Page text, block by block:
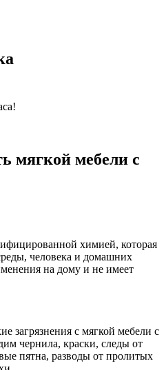
мягкой мебели с
химией, которая
человека и домашних
на дому и не имеет
загрязнения с мягкой мебели с
чернила, краски, следы от
пятна, разводы от пролитых